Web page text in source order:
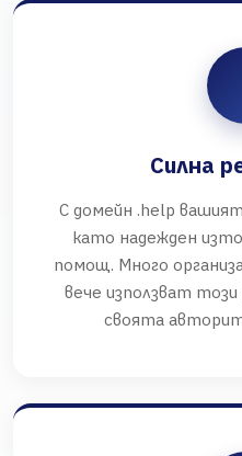
Силна
С домейн .help
като надежден
помощ. Много
вече използват този
своята